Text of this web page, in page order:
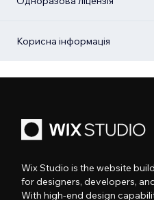
Корисна інформація
Wix Studio is the website
for designers, developers,
With high-end design